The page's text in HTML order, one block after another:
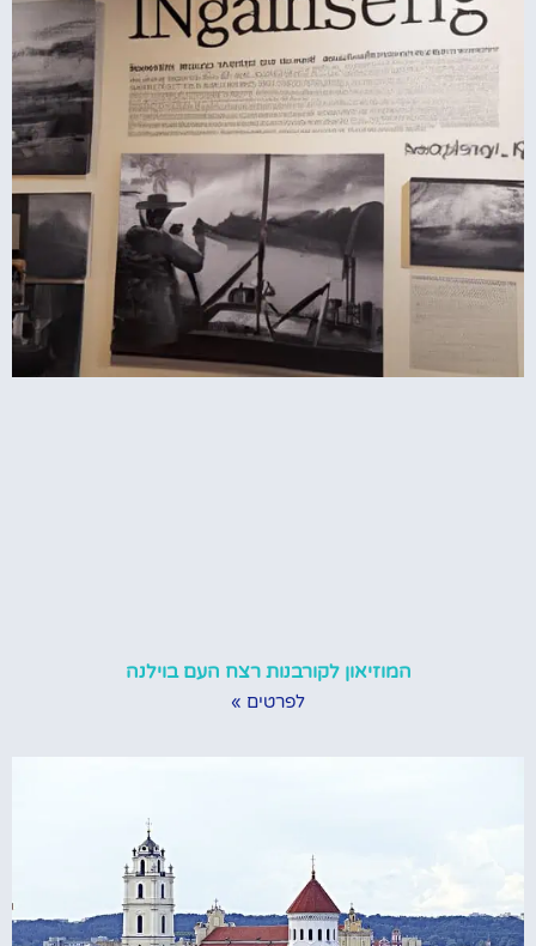
המוזיאון לקורבנות רצח העם בוילנה
לפרטים »